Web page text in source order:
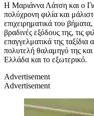
Η Μαριάννα Λάτση και ο
πολύχρονη φιλία και
επιχειρηματικά του
βραδινές εξόδους της, τις
επαγγελματικά της ταξίδια
πολυτελή θαλαμηγό της
Ελλάδα και το εξωτερικό.
Advertisement
Advertisement